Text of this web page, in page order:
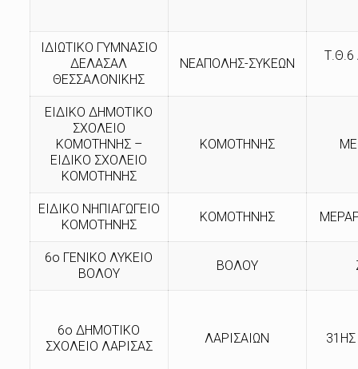
ΙΔΙΩΤΙΚΟ ΓΥΜΝΑΣΙΟ
ΔΕΛΑΣΑΛ
ΘΕΣΣΑΛΟΝΙΚΗΣ
ΝΕΑΠΟΛΗΣ-ΣΥΚΕΩΝ
Τ.Θ.6
ΕΙΔΙΚΟ ΔΗΜΟΤΙΚΟ
ΣΧΟΛΕΙΟ
ΚΟΜΟΤΗΝΗΣ –
ΕΙΔΙΚΟ ΣΧΟΛΕΙΟ
ΚΟΜΟΤΗΝΗΣ
ΚΟΜΟΤΗΝΗΣ
ΕΙΔΙΚΟ ΝΗΠΙΑΓΩΓΕΙΟ
ΚΟΜΟΤΗΝΗΣ
ΚΟΜΟΤΗΝΗΣ
6ο ΓΕΝΙΚΟ ΛΥΚΕΙΟ
ΒΟΛΟΥ
ΒΟΛΟΥ
6ο ΔΗΜΟΤΙΚΟ
ΣΧΟΛΕΙΟ ΛΑΡΙΣΑΣ
ΛΑΡΙΣΑΙΩΝ